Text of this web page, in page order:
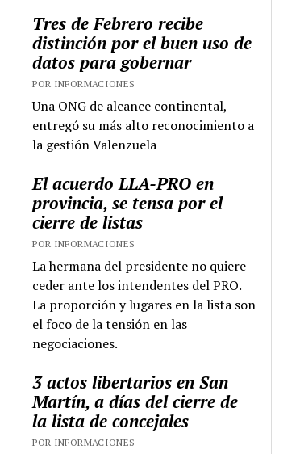
Tres de Febrero recibe
distinción por el buen uso de
datos para gobernar
POR INFORMACIONES
Una ONG de alcance continental,
entregó su más alto reconocimiento a
la gestión Valenzuela
El acuerdo LLA-PRO en
provincia, se tensa por el
cierre de listas
POR INFORMACIONES
La hermana del presidente no quiere
ceder ante los intendentes del PRO.
La proporción y lugares en la lista son
el foco de la tensión en las
negociaciones.
3 actos libertarios en San
Martín, a días del cierre de
la lista de concejales
POR INFORMACIONES